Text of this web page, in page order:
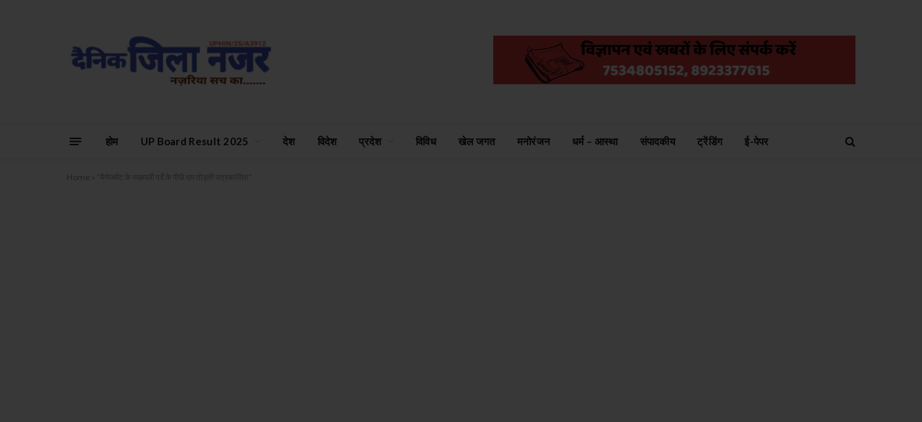
होम UP Board Result 2025 देश विदेश प्रदेश विविध खेल जगत मनोरंजन धर्म – आस्था संपादकीय ट्रेंडिंग ई-पेपर
Home